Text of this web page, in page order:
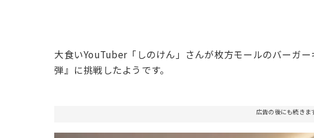
大食いYouTuber「しのけん」さんが枚方モールのバーガ
弾』に挑戦したようです。
広告の後にも続きま